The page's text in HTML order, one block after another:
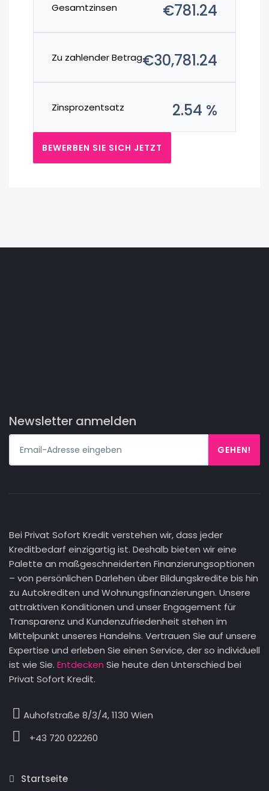
Gesamtzinsen €781.24
Zu zahlender Betrag€30,781.24
Zinsprozentsatz 2.54 %
BEWERBEN SIE SICH JETZT
Newsletter anmelden
GEHEN!
Bei Privat Sofort Kredit verstehen wir, dass jeder
Kreditbedarf einzigartig ist. Deshalb bieten wir eine
Palette an maßgeschneiderten Finanzierungsoptionen
– von persönlichen Darlehen über Bildungskredite bis hin
zu Autokrediten und Wohnungsfinanzierungen. Unsere
attraktiven Konditionen und unser Engagement für
Transparenz und Kundenzufriedenheit stehen im
Mittelpunkt unseres Handelns. Vertrauen Sie auf unsere
Expertise und erleben Sie einen Service, der so individuell
ist wie Sie. Entdecken Sie heute den Unterschied bei
Privat Sofort Kredit.
Auhofstraße 8/3/4, 1130 Wien
+43 720 022260
Startseite